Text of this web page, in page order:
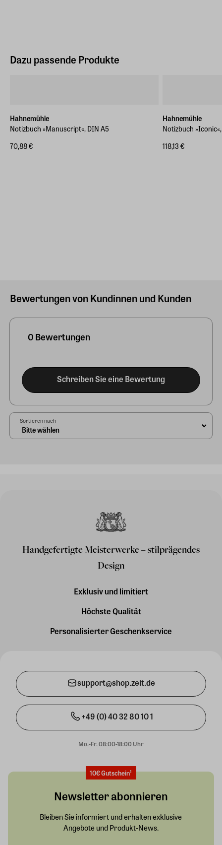
Dazu passende Produkte
Hahnemühle
Notizbuch »Manuscript«, DIN A5
70,88 €
Hahnemühle
Notizbuch
118,13 €
Bewertungen von Kundinnen und Kunden
0 Bewertungen
Schreiben Sie eine Bewertung
Sortieren nach
Handgefertigte Meisterwerke – stilprägendes
Design
Exklusiv und limitiert
Höchste Qualität
Personalisierter Geschenkservice
support@shop.zeit.de
+49 (0) 40 32 80 10 1
Mo.-Fr. 08:00-18:00 Uhr
10€ Gutschein¹
Newsletter abonnieren
Bleiben Sie informiert und erhalten exklusive
Angebote und Produkt-News.